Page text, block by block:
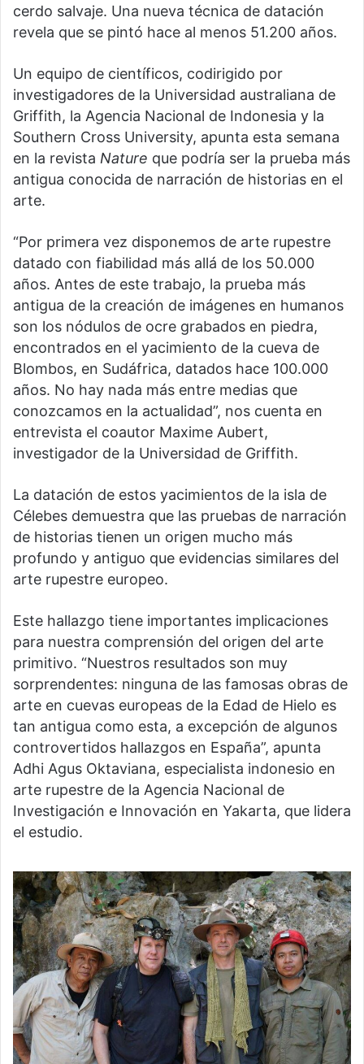
cerdo salvaje. Una nueva técnica de datación
revela que se pintó hace al menos 51.200 años.
Un equipo de científicos, codirigido por
investigadores de la Universidad australiana de
Griffith, la Agencia Nacional de Indonesia y la
Southern Cross University, apunta esta semana
en la revista Nature que podría ser la prueba más
antigua conocida de narración de historias en el
arte.
“Por primera vez disponemos de arte rupestre
datado con fiabilidad más allá de los 50.000
años. Antes de este trabajo, la prueba más
antigua de la creación de imágenes en humanos
son los nódulos de ocre grabados en piedra,
encontrados en el yacimiento de la cueva de
Blombos, en Sudáfrica, datados hace 100.000
años. No hay nada más entre medias que
conozcamos en la actualidad”, nos cuenta en
entrevista el coautor Maxime Aubert,
investigador de la Universidad de Griffith.
La datación de estos yacimientos de la isla de
Célebes demuestra que las pruebas de narración
de historias tienen un origen mucho más
profundo y antiguo que evidencias similares del
arte rupestre europeo.
Este hallazgo tiene importantes implicaciones
para nuestra comprensión del origen del arte
primitivo. “Nuestros resultados son muy
sorprendentes: ninguna de las famosas obras de
arte en cuevas europeas de la Edad de Hielo es
tan antigua como esta, a excepción de algunos
controvertidos hallazgos en España”, apunta
Adhi Agus Oktaviana, especialista indonesio en
arte rupestre de la Agencia Nacional de
Investigación e Innovación en Yakarta, que lidera
el estudio.